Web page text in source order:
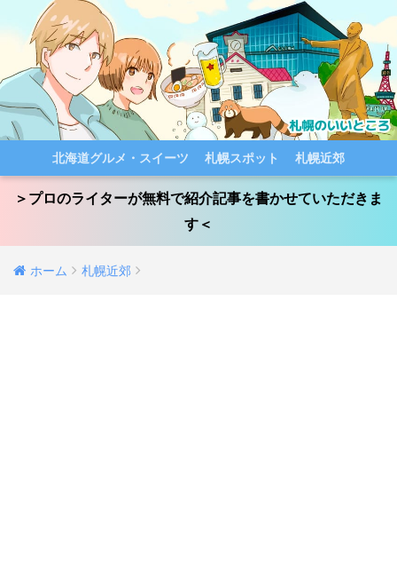
北海道グルメ・スイーツ 札幌スポット 札幌近郊
＞プロのライターが無料で紹介記事を書かせていただきま
す＜
ホーム 札幌近郊